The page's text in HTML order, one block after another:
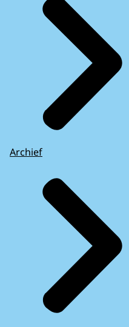
Archief